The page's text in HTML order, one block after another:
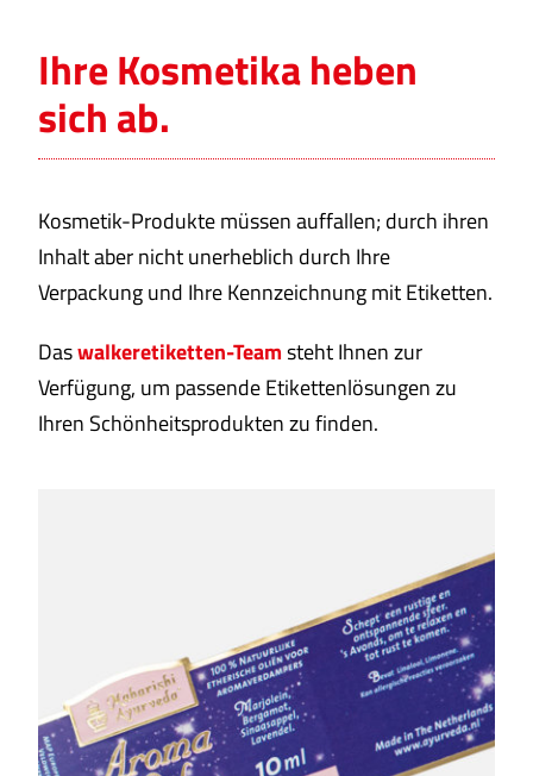
Ihre Kosmetika heben
sich ab.
Kosmetik-Produkte müssen auffallen; durch ihren
Inhalt aber nicht unerheblich durch Ihre
Verpackung und Ihre Kennzeichnung mit Etiketten.
Daswalkeretiketten-Teamsteht Ihnen zur
Verfügung, um passende Etikettenlösungen zu
Ihren Schönheitsprodukten zu finden.